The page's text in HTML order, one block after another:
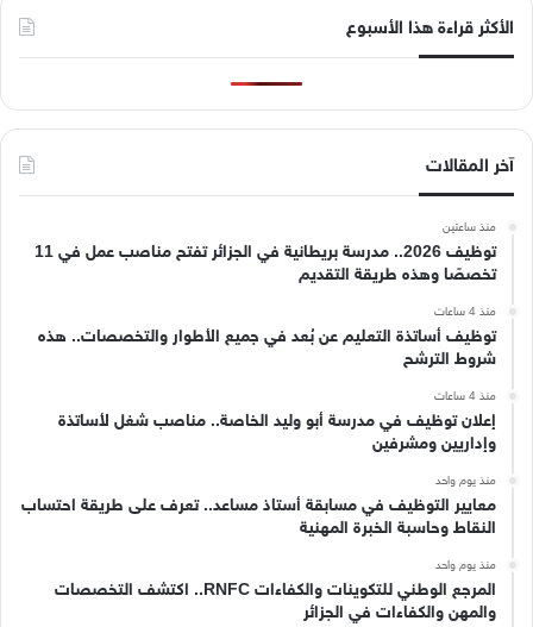
الأكثر قراءة هذا الأسبوع
آخر المقالات
منذ ساعتين
توظيف 2026.. مدرسة بريطانية في الجزائر تفتح مناصب عمل في 11
تخصصًا وهذه طريقة التقديم
منذ 4 ساعات
توظيف أساتذة التعليم عن بُعد في جميع الأطوار والتخصصات.. هذه
شروط الترشح
منذ 4 ساعات
إعلان توظيف في مدرسة أبو وليد الخاصة.. مناصب شغل لأساتذة
وإداريين ومشرفين
منذ يوم واحد
معايير التوظيف في مسابقة أستاذ مساعد.. تعرف على طريقة احتساب
النقاط وحاسبة الخبرة المهنية
منذ يوم واحد
المرجع الوطني للتكوينات والكفاءات RNFC.. اكتشف التخصصات
والمهن والكفاءات في الجزائر